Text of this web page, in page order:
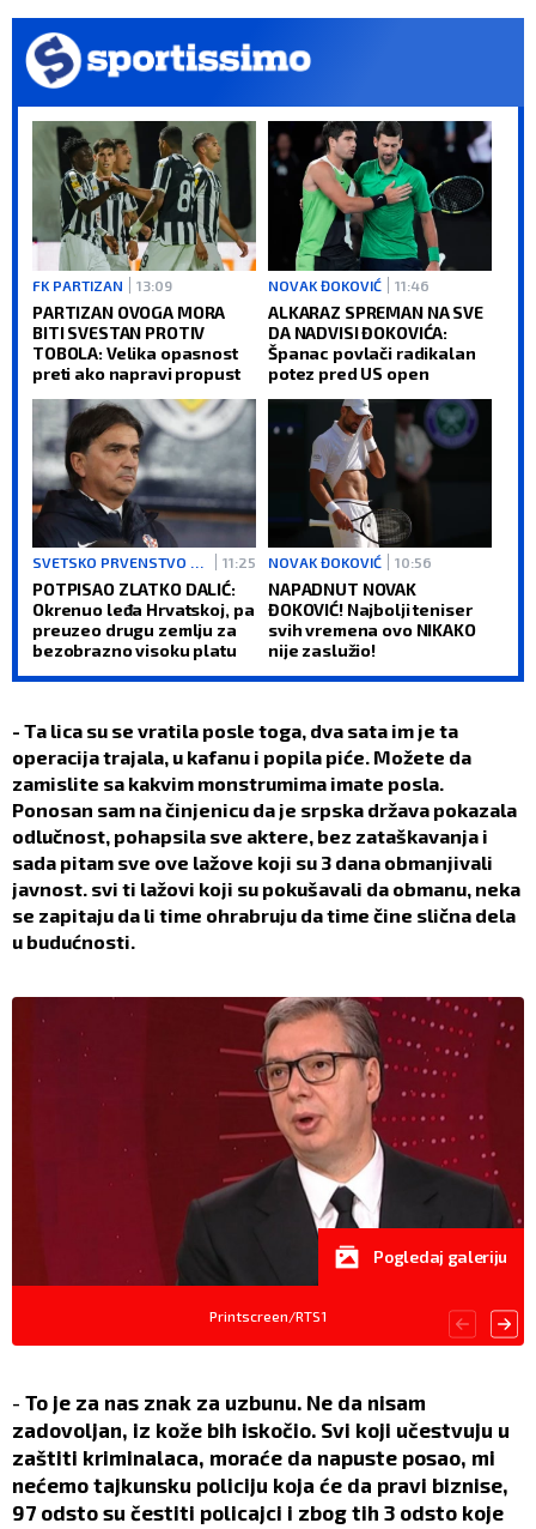
FK PARTIZAN 13:09
PARTIZAN OVOGA MORA
BITI SVESTAN PROTIV
TOBOLA: Velika opasnost
preti ako napravi propust
NOVAK ĐOKOVIĆ 11:46
ALKARAZ SPREMAN NA SVE
DA NADVISI ĐOKOVIĆA:
Španac povlači radikalan
potez pred US open
11:25
POTPISAO ZLATKO DALIĆ:
Okrenuo leđa Hrvatskoj, pa
preuzeo drugu zemlju za
bezobrazno visoku platu
NOVAK ĐOKOVIĆ 10:56
NAPADNUT NOVAK
ĐOKOVIĆ! Najbolji teniser
svih vremena ovo NIKAKO
nije zaslužio!
- Ta lica su se vratila posle toga, dva sata im je ta
operacija trajala, u kafanu i popila piće. Možete da
zamislite sa kakvim monstrumima imate posla.
Ponosan sam na činjenicu da je srpska država pokazala
odlučnost, pohapsila sve aktere, bez zataškavanja i
sada pitam sve ove lažove koji su 3 dana obmanjivali
javnost. svi ti lažovi koji su pokušavali da obmanu, neka
se zapitaju da li time ohrabruju da time čine slična dela
u budućnosti.
Printscreen/RTS1
Pogledaj galeriju
- To je za nas znak za uzbunu. Ne da nisam
zadovoljan, iz kože bih iskočio. Svi koji učestvuju u
zaštiti kriminalaca, moraće da napuste posao, mi
nećemo tajkunsku policiju koja će da pravi biznise,
97 odsto su čestiti policajci i zbog tih 3 odsto koje